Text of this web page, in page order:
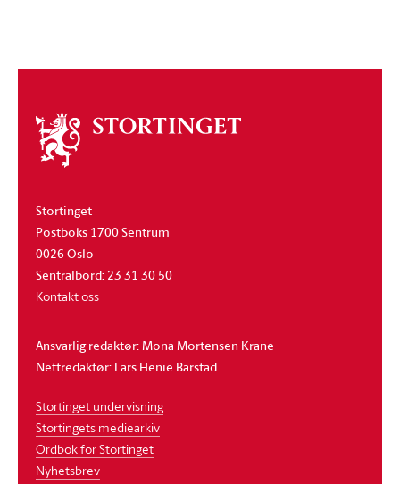
Om
stortinget
Stortinget
Postboks 1700 Sentrum
0026 Oslo
Sentralbord: 23 31 30 50
Kontakt oss
Ansvarlig redaktør: Mona Mortensen Krane
Nettredaktør: Lars Henie Barstad
Stortinget undervisning
Stortingets mediearkiv
Ordbok for Stortinget
Nyhetsbrev